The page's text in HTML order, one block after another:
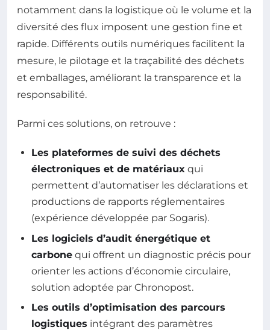
notamment dans la logistique où le volume et la
diversité des flux imposent une gestion fine et
rapide. Différents outils numériques facilitent la
mesure, le pilotage et la traçabilité des déchets
et emballages, améliorant la transparence et la
responsabilité.
Parmi ces solutions, on retrouve :
Les plateformes de suivi des déchets
électroniques et de matériaux qui
permettent d’automatiser les déclarations et
productions de rapports réglementaires
(expérience développée par Sogaris).
Les logiciels d’audit énergétique et
carbone qui offrent un diagnostic précis pour
orienter les actions d’économie circulaire,
solution adoptée par Chronopost.
Les outils d’optimisation des parcours
logistiques intégrant des paramètres